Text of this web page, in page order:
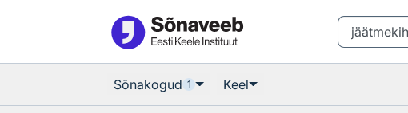
Sõnakogud 1 Keel